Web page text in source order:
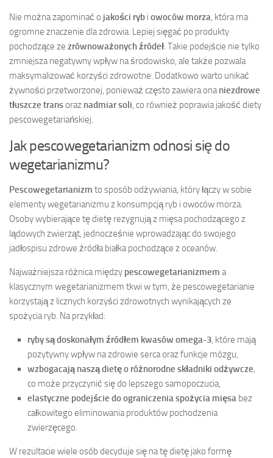
Nie można zapominać o jakości ryb i owoców morza, która ma
ogromne znaczenie dla zdrowia. Lepiej sięgać po produkty
pochodzące ze zrównoważonych źródeł. Takie podejście nie tylko
zmniejsza negatywny wpływ na środowisko, ale także pozwala
maksymalizować korzyści zdrowotne. Dodatkowo warto unikać
żywności przetworzonej, ponieważ często zawiera onaniezdrowe
tłuszcze transoraz nadmiar soli, co również poprawia jakość diety
pescowegetariańskiej.
Jak pescowegetarianizm odnosi się do
wegetarianizmu?
Pescowegetarianizm to sposób odżywiania, który łączy w sobie
elementy wegetarianizmu z konsumpcją ryb i owoców morza.
Osoby wybierające tę dietę rezygnują z mięsa pochodzącego z
lądowych zwierząt, jednocześnie wprowadzając do swojego
jadłospisu zdrowe źródła białka pochodzące z oceanów.
Najważniejsza różnica między pescowegetarianizmem a
klasycznym wegetarianizmem tkwi w tym, że pescowegetarianie
korzystają z licznych korzyści zdrowotnych wynikających ze
spożycia ryb. Na przykład:
ryby są doskonałym źródłem kwasów omega-3, które mają
pozytywny wpływ na zdrowie serca oraz funkcje mózgu,
wzbogacają naszą dietę o różnorodne składniki odżywcze,
co może przyczynić się do lepszego samopoczucia,
elastyczne podejście do ograniczenia spożycia mięsa bez
całkowitego eliminowania produktów pochodzenia
zwierzęcego.
W rezultacie wiele osób decyduje się na tę dietę jako formę